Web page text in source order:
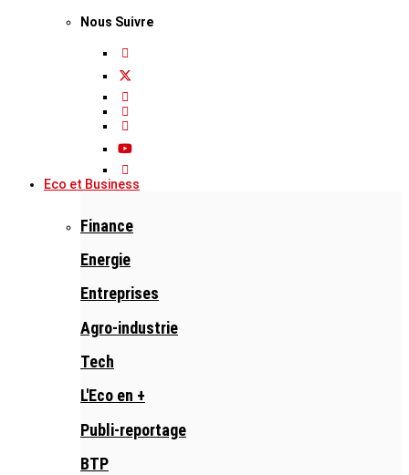
Nous Suivre
Eco et Business
Finance
Energie
Entreprises
Agro-industrie
Tech
L'Eco en +
Publi-reportage
BTP